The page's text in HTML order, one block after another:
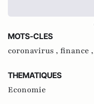
MOTS-CLES
coronavirus , finance ,
THEMATIQUES
Economie